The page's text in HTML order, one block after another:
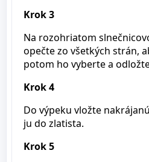
Krok 3
Na rozohriatom
opečte zo všetkých strán,
potom ho vyberte a
Krok 4
Do výpeku vložte
ju do zlatista.
Krok 5